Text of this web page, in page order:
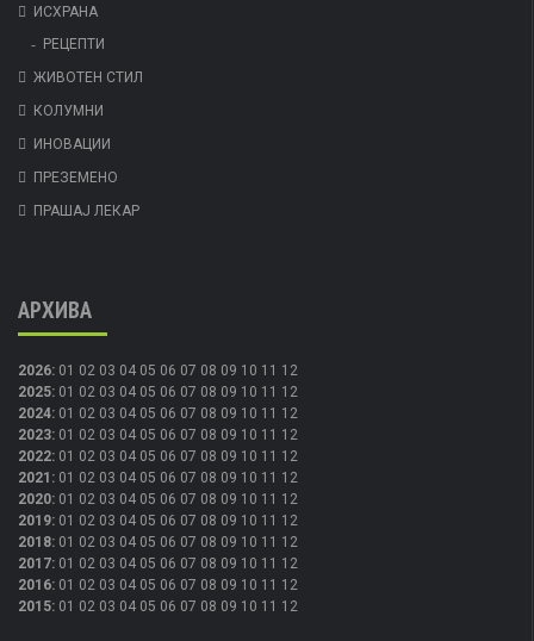
ИСХРАНА
РЕЦЕПТИ
ЖИВОТЕН СТИЛ
КОЛУМНИ
ИНОВАЦИИ
ПРЕЗЕМЕНО
ПРАШАЈ ЛЕКАР
АРХИВА
2026: 01 02 03 04 05 06 07 08 09 10 11 12
2025: 01 02 03 04 05 06 07 08 09 10 11 12
2024: 01 02 03 04 05 06 07 08 09 10 11 12
2023: 01 02 03 04 05 06 07 08 09 10 11 12
2022: 01 02 03 04 05 06 07 08 09 10 11 12
2021 : 01 02 03 04 05 06 07 08 09 10 11 12
2020: 01 02 03 04 05 06 07 08 09 10 11 12
2019: 01 02 03 04 05 06 07 08 09 10 11 12
2018: 01 02 03 04 05 06 07 08 09 10 11 12
2017: 01 02 03 04 05 06 07 08 09 10 11 12
2016: 01 02 03 04 05 06 07 08 09 10 11 12
2015: 01 02 03 04 05 06 07 08 09 10 11 12